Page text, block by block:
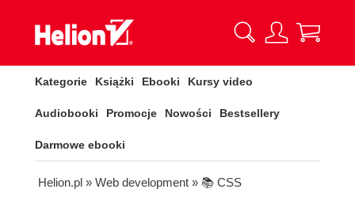
Kategorie Książki Ebooki Kursy video
Audiobooki Promocje Nowości Bestsellery
Darmowe ebooki
Helion.pl » Web development » 📚 CSS